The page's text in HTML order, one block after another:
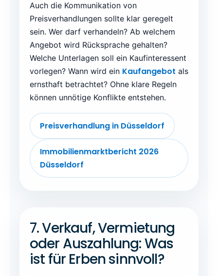
Auch die Kommunikation von
Preisverhandlungen sollte klar geregelt
sein. Wer darf verhandeln? Ab welchem
Angebot wird Rücksprache gehalten?
Welche Unterlagen soll ein Kaufinteressent
vorlegen? Wann wird ein Kaufangebot als
ernsthaft betrachtet? Ohne klare Regeln
können unnötige Konflikte entstehen.
Preisverhandlung in Düsseldorf
Immobilienmarktbericht 2026
Düsseldorf
7. Verkauf, Vermietung
oder Auszahlung: Was
ist für Erben sinnvoll?